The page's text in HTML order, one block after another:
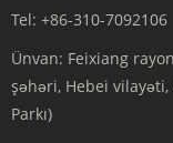
Tel: +86-310-7092106
Ünvan: Feixiang
şəhəri, Hebei
Parkı)